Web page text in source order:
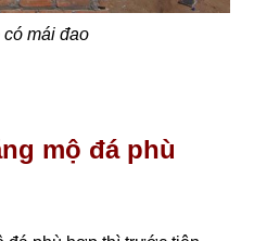
có mái đao
mộ đá phù